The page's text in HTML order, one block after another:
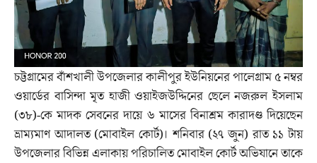
চট্টগ্রামের বাঁশখালী উপজেলার কালীপুর ইউনিয়নের পালেগ্রাম ৫ নম্বর
ওয়ার্ডের বাসিন্দা মৃত হাজী ওয়াইজউদ্দিনের ছেলে নজরুল ইসলাম
(৩৮)-কে মাদক সেবনের দায়ে ৬ মাসের বিনাশ্রম কারাদণ্ড দিয়েছেন
ভ্রাম্যমাণ আদালত (মোবাইল কোর্ট)। শনিবার (২৭ জুন) রাত ১১ টায়
উপজেলার বিভিন্ন এলাকায় পরিচালিত মোবাইল কোর্ট অভিযানে তাকে